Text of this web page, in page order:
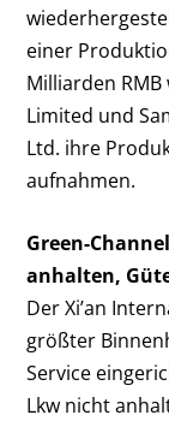
einer
Milliarden
Limited und
Ltd. ihre
aufnahmen.
Green-
anhalten,
Der Xi’an
größter
Service
Lkw nicht